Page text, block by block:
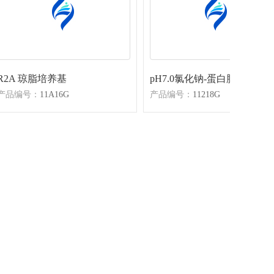
琼脂培养基
品编号： 11A16G
pH7.0氯化钠-蛋白胨缓冲液
产品编号： 11218G